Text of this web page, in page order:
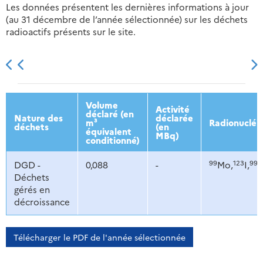
Les données présentent les dernières informations à jour
(au 31 décembre de l’année sélectionnée) sur les déchets
radioactifs présents sur le site.
2013 2014 2015 2016
Nature des
déchets
Volume
déclaré (en
m³
équivalent
conditionné)
Activité
déclarée
(en
MBq)
DGD -
Déchets
gérés en
décroissance
0,088 - 99Mo,123I,
Télécharger le PDF de l'année sélectionnée